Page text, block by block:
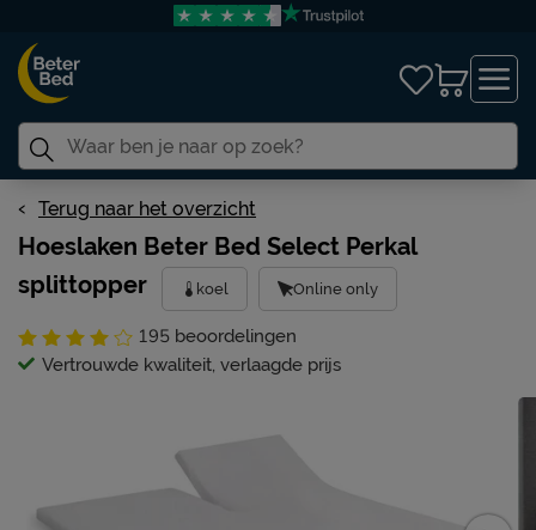
Terug naar het overzicht
Hoeslaken Beter Bed Select Perkal
splittopper
koel Online only
195 beoordelingen
Vertrouwde kwaliteit, verlaagde prijs